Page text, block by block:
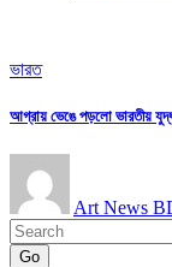
ভারত
আগ্রায় ভেঙে পড়লো ভারতীয়
Art News
Go